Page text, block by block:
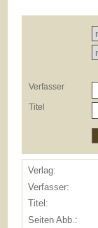
Verfasser
Titel
Verlag:
Verfasser:
Titel:
Seiten Abb.: